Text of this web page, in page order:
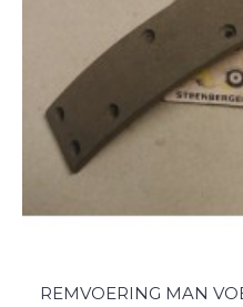
REMVOERING MAN